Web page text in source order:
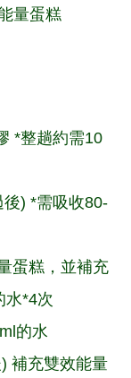
量蛋糕
*整趟約需10
) *需吸收80-
蛋糕，並補充
水*4次
的水
補充雙效能量